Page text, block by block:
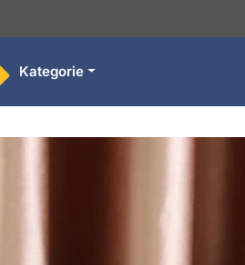
Kategorie